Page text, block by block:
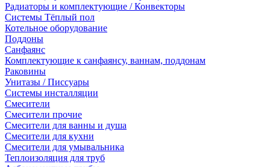
Радиаторы и комплектующие / Конвекторы
Системы Тёплый пол
Котельное оборудование
Поддоны
Санфаянс
Комплектующие к санфаянсу, ваннам, поддонам
Раковины
Унитазы / Писсуары
Системы инсталляции
Смесители
Смесители прочие
Смесители для ванны и душа
Смесители для кухни
Смесители для умывальника
Теплоизоляция для труб